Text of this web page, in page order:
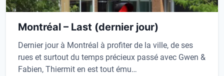
Montréal – Last (dernier jour)
Dernier jour à Montréal à profiter de la ville, de ses
rues et surtout du temps précieux passé avec Gwen &
Fabien, Thiermit en est tout ému…